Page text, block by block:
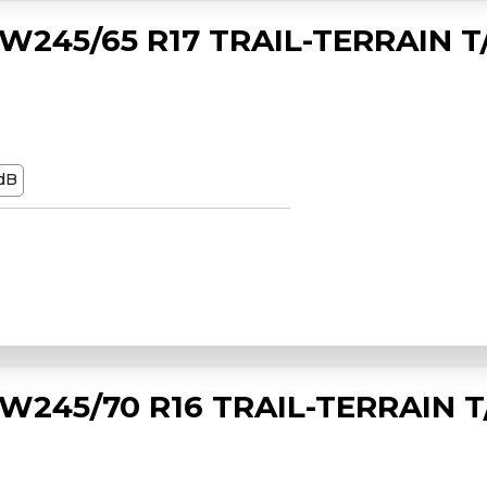
65 R17 TRAIL-TERRAIN
70 R16 TRAIL-TERRAIN